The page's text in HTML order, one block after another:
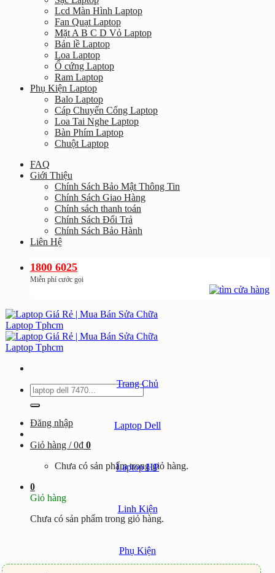
Lcd Màn Hình Laptop
Fan Quạt Laptop
Mặt A B C D Vỏ Laptop
Bản lề Laptop
Loa Laptop
Ổ cứng Laptop
Ram Laptop
Phụ Kiện Laptop
Balo Laptop
Cáp Chuyển Cổng Laptop
Loa Tai Nghe Laptop
Bàn Phím Laptop
Chuột Laptop
FAQ
Giới Thiệu
Chính Sách Bảo Mật Thông Tin
Chính Sách Giao Hàng
Chính sách thanh toán
Chính Sách Đổi Trả
Chính Sách Bảo Hành
Liên Hệ
1800 6025
Miễn phí cước gọi
Tìm
kiếm:
Đăng nhập
Giỏ hàng /0₫ 0
Chưa có sản phẩm trong giỏ hàng.
0
Giỏ hàng
Chưa có sản phẩm trong giỏ hàng.
Trang Chủ
Laptop Dell
Laptop HP
Linh Kiện
Phụ Kiện